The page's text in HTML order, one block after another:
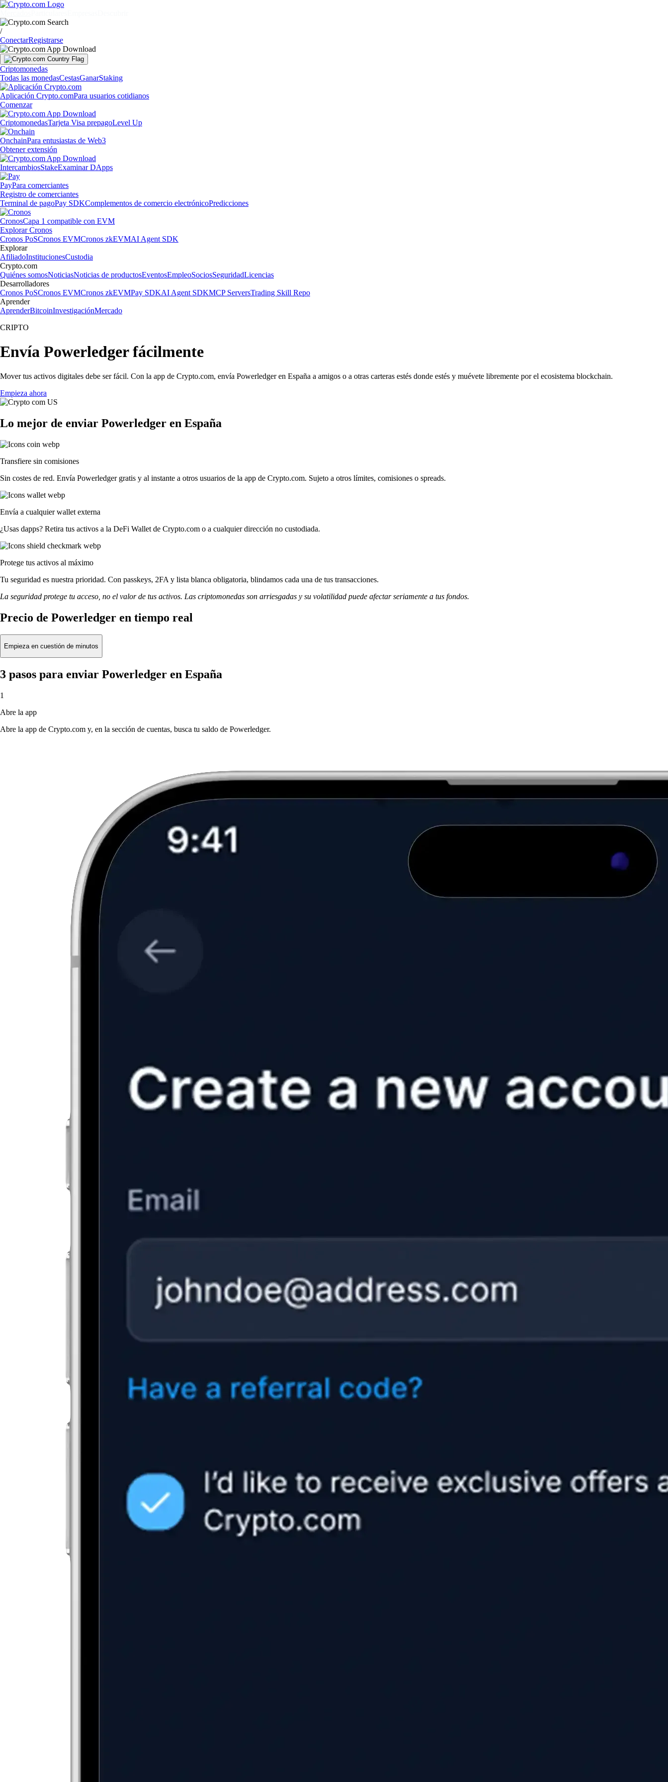
/
ConectarRegistrarse
Criptomonedas
Todas las monedasCestasGanarStaking
Aplicación Crypto.comPara usuarios cotidianos
Comenzar
CriptomonedasTarjeta Visa prepagoLevel Up
OnchainPara entusiastas de Web3
Obtener extensión
IntercambiosStakeExaminar DApps
PayPara comerciantes
Registro de comerciantes
Terminal de pagoPay SDKComplementos de comercio electrónicoPredicciones
CronosCapa 1 compatible con EVM
Explorar Cronos
Cronos PoSCronos EVMCronos zkEVMAI Agent SDK
Explorar
AfiliadoInstitucionesCustodia
Crypto.com
Quiénes somosNoticiasNoticias de productosEventosEmpleoSociosSeguridadLicencias
Desarrolladores
Cronos PoSCronos EVMCronos zkEVMPay SDKAI Agent SDKMCP ServersTrading Skill Repo
Aprender
AprenderBitcoinInvestigaciónMercado
CRIPTO
Envía Powerledger fácilmente
Mover tus activos digitales debe ser fácil. Con la app de Crypto.com, envía Powerledger en España a amigos o a otras carteras estés donde estés y muévete libremente por el ecosistema blockchain.
Empieza ahora
Lo mejor de enviar Powerledger en España
Transfiere sin comisiones
Sin costes de red. Envía Powerledger gratis y al instante a otros usuarios de la app de Crypto.com. Sujeto a otros límites, comisiones o spreads.
Envía a cualquier wallet externa
¿Usas dapps? Retira tus activos a la DeFi Wallet de Crypto.com o a cualquier dirección no custodiada.
Protege tus activos al máximo
Tu seguridad es nuestra prioridad. Con passkeys, 2FA y lista blanca obligatoria, blindamos cada una de tus transacciones.
La seguridad protege tu acceso, no el valor de tus activos. Las criptomonedas son arriesgadas y su volatilidad puede afectar seriamente a tus fondos.
Precio de Powerledger en tiempo real
Empieza en cuestión de minutos
3 pasos para enviar Powerledger en España
1
Abre la app
Abre la app de Crypto.com y, en la sección de cuentas, busca tu saldo de Powerledger.